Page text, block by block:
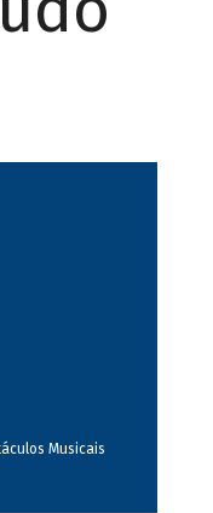
Musicais